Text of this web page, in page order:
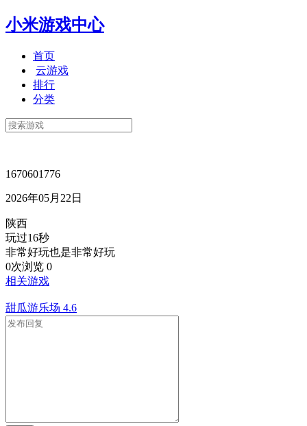
小米游戏中心
首页
云游戏
排行
分类
1670601776
2026年05月22日
陕西
玩过16秒
非常好玩也是非常好玩
0次浏览 0
相关游戏
甜瓜游乐场 4.6